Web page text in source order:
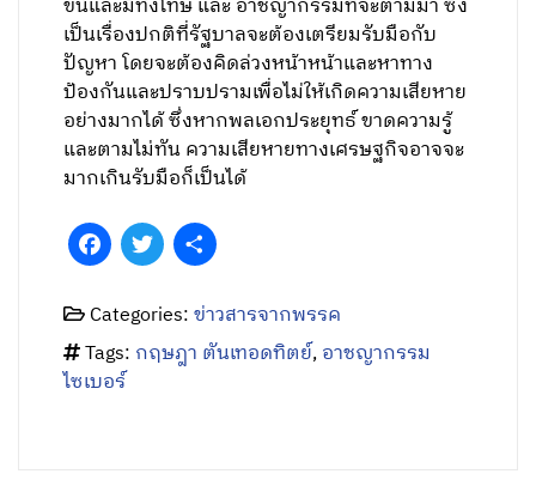
ขน์และมีทั้งโทษ และ อาชญากรรมที่จะตามมา ซึ่ง
เป็นเรื่องปกติที่รัฐบาลจะต้องเตรียมรับมือกับ
ปัญหา โดยจะต้องคิดล่วงหน้าหน้าและหาทาง
ป้องกันและปราบปรามเพื่อไม่ให้เกิดความเสียหาย
อย่างมากได้ ซึ่งหากพลเอกประยุทธ์ ขาดความรู้
และตามไม่ทัน ความเสียหายทางเศรษฐกิจอาจจะ
มากเกินรับมือก็เป็นได้
FacebookTwitter
Categories:ข่าวสารจากพรรค
Tags: กฤษฎา ตันเทอดทิตย์,อาชญากรรม
ไซเบอร์